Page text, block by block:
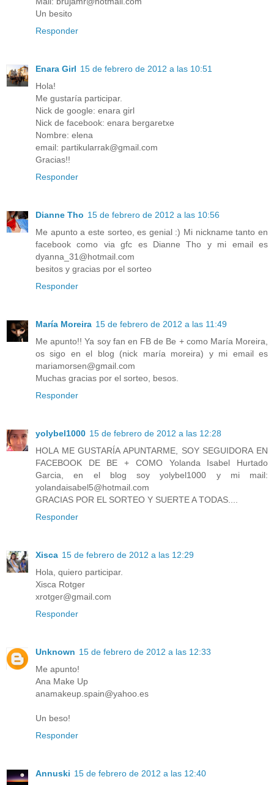
Un besito
Responder
Enara Girl 15 de febrero de 2012 a las 10:51
Hola!
Me gustaría participar.
Nick de google: enara girl
Nick de facebook: enara bergaretxe
Nombre: elena
email: partikularrak@gmail.com
Gracias!!
Responder
Dianne Tho 15 de febrero de 2012 a las 10:56
Me apunto a este sorteo, es genial :) Mi nickname tanto en
facebook como via gfc es Dianne Tho y mi email es
dyanna_31@hotmail.com
besitos y gracias por el sorteo
Responder
María Moreira 15 de febrero de 2012 a las 11:49
Me apunto!! Ya soy fan en FB de Be + como María Moreira,
os sigo en el blog (nick maría moreira) y mi email es
mariamorsen@gmail.com
Muchas gracias por el sorteo, besos.
Responder
yolybel1000 15 de febrero de 2012 a las 12:28
HOLA ME GUSTARÍA APUNTARME, SOY SEGUIDORA EN
FACEBOOK DE BE + COMO Yolanda Isabel Hurtado
Garcia, en el blog soy yolybel1000 y mi mail:
yolandaisabel5@hotmail.com
GRACIAS POR EL SORTEO Y SUERTE A TODAS....
Responder
Xisca 15 de febrero de 2012 a las 12:29
Hola, quiero participar.
Xisca Rotger
xrotger@gmail.com
Responder
Unknown 15 de febrero de 2012 a las 12:33
Me apunto!
Ana Make Up
anamakeup.spain@yahoo.es
Un beso!
Responder
Annuski 15 de febrero de 2012 a las 12:40